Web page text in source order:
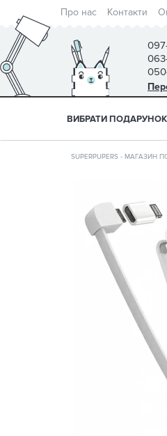
Про нас Контакти
ВИБРАТИ ПОДАРУНОК
SUPERPUPERS - МАГАЗИН